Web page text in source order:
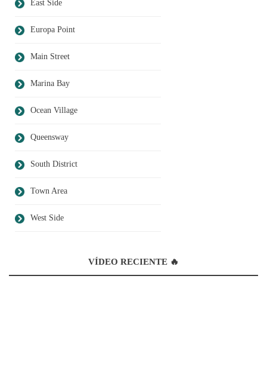
East Side
Europa Point
Main Street
Marina Bay
Ocean Village
Queensway
South District
Town Area
West Side
VÍDEO RECIENTE 🔥